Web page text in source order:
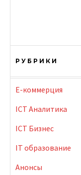
РУБРИКИ
E-коммерция
ICT Аналитика
ICT Бизнес
IT образование
Анонсы